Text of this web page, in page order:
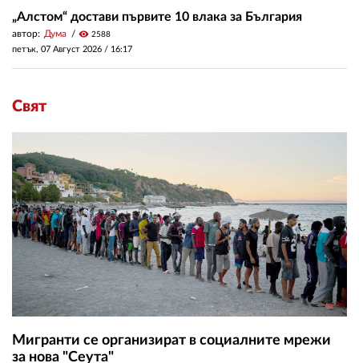
„Алстом“ достави първите 10 влака за България
автор: Дума visibility 2588
петък, 07 Август 2026 / 16:17
Свят
Мигранти се организират в социалните мрежи
за нова "Сеута"